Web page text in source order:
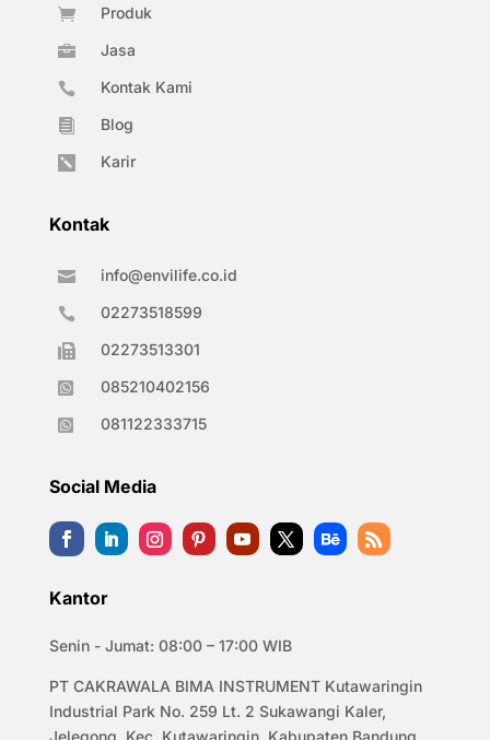
 Produk
 Jasa
 Kontak Kami
 Blog
 Karir
Kontak
 info@envilife.co.id
 02273518599
 02273513301
 085210402156
 081122333715
Social Media
Kantor
Senin - Jumat: 08:00 – 17:00 WIB
PT CAKRAWALA BIMA INSTRUMENT Kutawaringin
Industrial Park No. 259 Lt. 2 Sukawangi Kaler,